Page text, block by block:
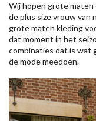
Wij hopen grote maten
de plus size vrouw van
grote maten kleding
dat moment in het
combinaties dat is wat
de mode meedoen.